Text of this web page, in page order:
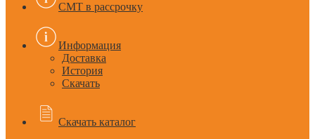
CMT в рассрочку
Информация
Доставка
История
Скачать
Скачать каталог